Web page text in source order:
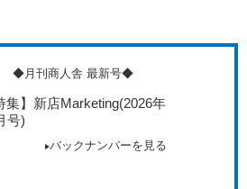
◆月刊商人舎 最新号◆
集】新店Marketing(2026年
号)
バックナンバーを見る